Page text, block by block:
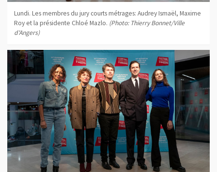
Lundi. Les membres du jury courts métrages: Audrey Ismaël, Maxime
Roy et la présidente Chloé Mazlo. (Photo: Thierry Bonnet/Ville
d'Angers)